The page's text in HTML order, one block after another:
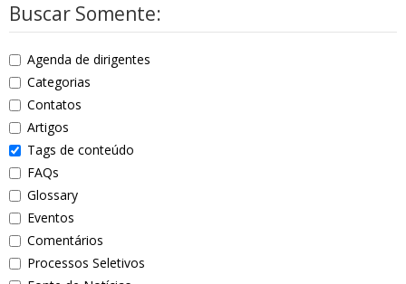
Buscar Somente:
Agenda de dirigentes
Categorias
Contatos
Artigos
Tags de conteúdo
FAQs
Glossary
Eventos
Comentários
Processos Seletivos